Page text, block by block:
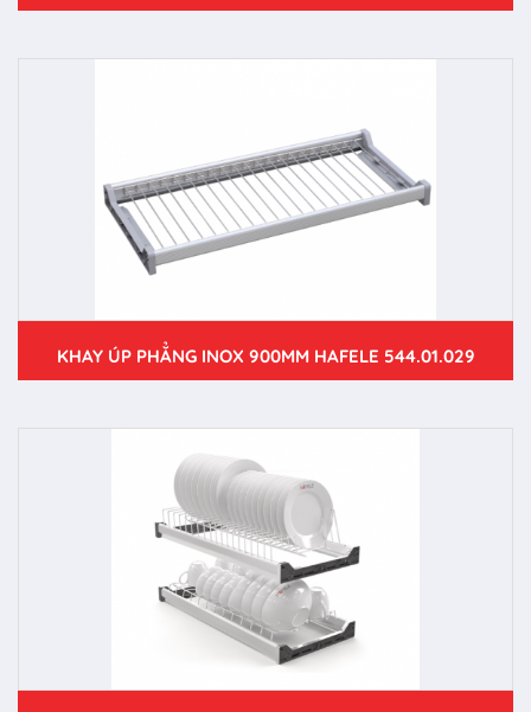
KHAY ÚP PHẲNG INOX 900MM HAFELE 544.01.029